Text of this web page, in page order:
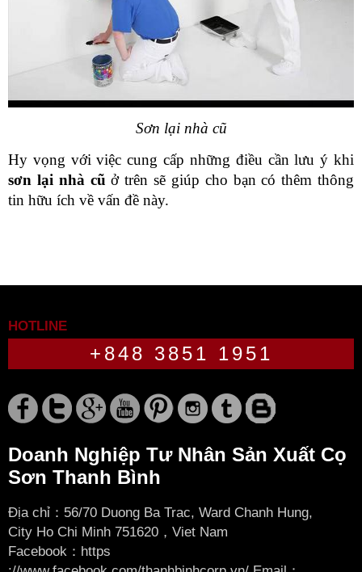
Sơn lại nhà cũ
sơn lại nhà cũ ở trên sẽ giúp cho bạn có thêm thông
tin hữu ích về vấn đề này.
HOTLINE
+848 3851 1951
Doanh Nghiệp Tư Nhân Sản Xuất Cọ
Sơn Thanh Bình
Địa chỉ：56/70 Duong Ba Trac, Ward Chanh Hung,
City Ho Chi Minh 751620，Viet Nam
Facebook： https